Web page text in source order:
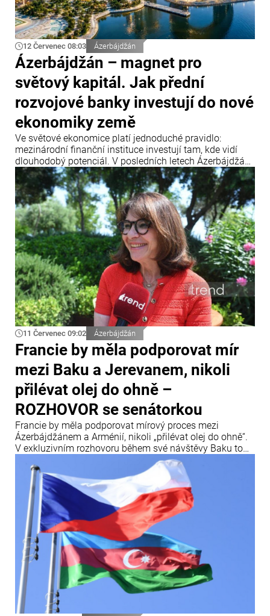
12 Červenec 08:03 Ázerbájdžán
Ázerbájdžán – magnet pro
světový kapitál. Jak přední
rozvojové banky investují do nové
ekonomiky země
Ve světové ekonomice platí jednoduché pravidlo:
mezinárodní finanční instituce investují tam, kde vidí
dlouhodobý potenciál. V posledních letech Ázerbájdžán
upevnil svou pozici jako jedno z klíčových dopravních a
energetických center Eurasie a zároveň se stal
významnou platformou pro realizaci mezinárodních
infrastrukturních projektů.
11 Červenec 09:02 Ázerbájdžán
Francie by měla podporovat mír
mezi Baku a Jerevanem, nikoli
přilévat olej do ohně –
ROZHOVOR se senátorkou
Francie by měla podporovat mírový proces mezi
Ázerbájdžánem a Arménií, nikoli „přilévat olej do ohně“.
V exkluzivním rozhovoru během své návštěvy Baku to
uvedla francouzská senátorka a členka Mezinárodního
centra Nizami Ganjavi Nathalie Gouletová.